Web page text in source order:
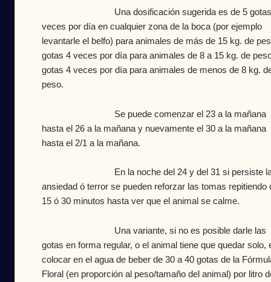
Una dosificación sugerida es de 5 gotas
veces por día en cualquier zona de la boca (por ejemplo
levantarle el belfo) para animales de más de 15 kg. de
gotas 4 veces por día para animales de 8 a 15 kg. de
gotas 4 veces por día para animales de menos de 8 kg.
peso.
Se puede comenzar el 23 a la mañana
hasta el 26 a la mañana y nuevamente el 30 a la mañana
hasta el 2/1 a la mañana.
En la noche del 24 y del 31 si persiste
ansiedad ó terror se pueden reforzar las tomas repitiendo
15 ó 30 minutos hasta ver que el animal se calme.
Una variante, si no es posible darle las
gotas en forma regular, o el animal tiene que quedar solo,
colocar en el agua de beber de 30 a 40 gotas de la
Floral (en proporción al peso/tamaño del animal) por litro